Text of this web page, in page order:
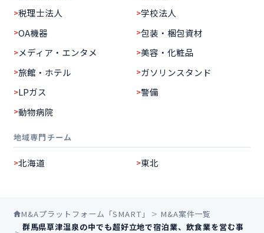
税理士法人
学校法人
OA機器
包装・梱包資材
メディア・エンタメ
美容・化粧品
旅館・ホテル
ガソリンスタンド
LPガス
警備
動物病院
地域専門チーム
北海道 東北
M&Aプラットフォーム「SMART」
M&A案件一覧
群馬県草津温泉の中でも超好立地で宿泊業、飲食業を営む事